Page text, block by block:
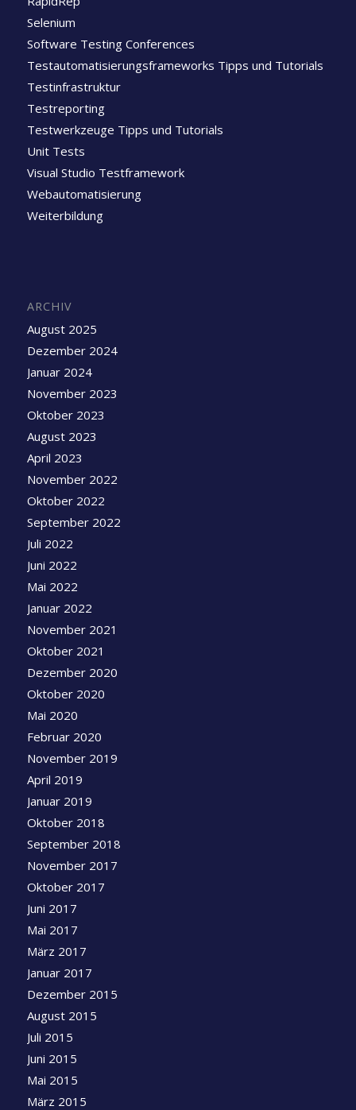
Selenium
Software Testing Conferences
Testautomatisierungsframeworks Tipps und Tutorials
Testinfrastruktur
Testreporting
Testwerkzeuge Tipps und Tutorials
Unit Tests
Visual Studio Testframework
Webautomatisierung
Weiterbildung
ARCHIV
August 2025
Dezember 2024
Januar 2024
November 2023
Oktober 2023
August 2023
April 2023
November 2022
Oktober 2022
September 2022
Juli 2022
Juni 2022
Mai 2022
Januar 2022
November 2021
Oktober 2021
Dezember 2020
Oktober 2020
Mai 2020
Februar 2020
November 2019
April 2019
Januar 2019
Oktober 2018
September 2018
November 2017
Oktober 2017
Juni 2017
Mai 2017
März 2017
Januar 2017
Dezember 2015
August 2015
Juli 2015
Juni 2015
Mai 2015
März 2015